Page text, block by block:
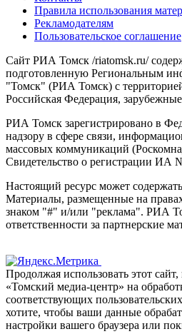
Правила использования
Рекламодателям
Пользовательское соглашение
Сайт РИА Томск /riatomsk.ru/
подготовленную Региональным
"Томск" (РИА Томск) с
Российская Федерация,
РИА Томск зарегистрировано в
надзору в сфере связи,
массовых коммуникаций
Свидетельство о регистрации ИА
Настоящий ресурс может
Материалы, размещенные на
знаком "#" и/или "реклама". РИА
ответственности за партнерские
Продолжая использовать этот
«Томский медиа-центр» на
соответствующих
хотите, чтобы ваши данные
настройки вашего браузера или